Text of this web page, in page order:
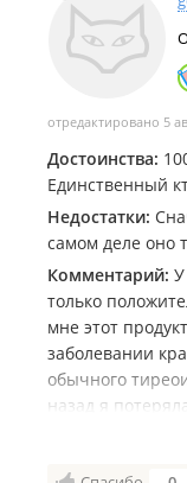
отредактировано 5
Достоинства:
Единственный
Недостатки:
самом деле оно
Комментарий:
только
мне этот
заболевании
обычного
назад я
знала о ТФ, но
несмотря на